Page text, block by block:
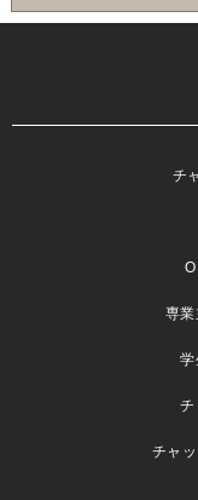
チ
専
学
チ
チャ